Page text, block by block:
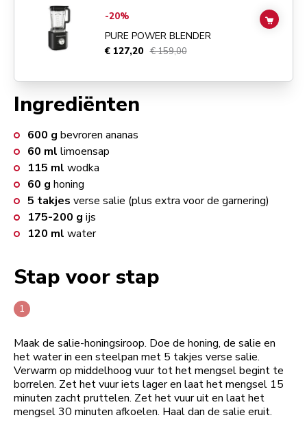
Ingrediënten
600 g bevroren ananas
60 ml limoensap
115 ml wodka
60 g honing
5 takjes verse salie (plus extra voor de garnering)
175-200 g ijs
120 ml water
Stap voor stap
Maak de salie-honingsiroop. Doe de honing, de salie en
het water in een steelpan met 5 takjes verse salie.
Verwarm op middelhoog vuur tot het mengsel begint te
borrelen. Zet het vuur iets lager en laat het mengsel 15
minuten zacht pruttelen. Zet het vuur uit en laat het
mengsel 30 minuten afkoelen. Haal dan de salie eruit.
Go toPure Power Blender
-20%
PURE POWER BLENDER
€ 127,20 € 159,00
ADD